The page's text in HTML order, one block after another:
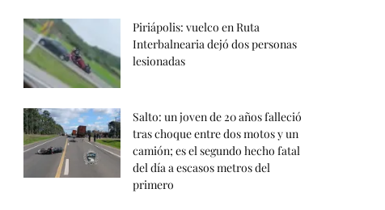
Piriápolis: vuelco en Ruta
Interbalnearia dejó dos personas
lesionadas
Salto: un joven de 20 años falleció
tras choque entre dos motos y un
camión; es el segundo hecho fatal
del día a escasos metros del
primero